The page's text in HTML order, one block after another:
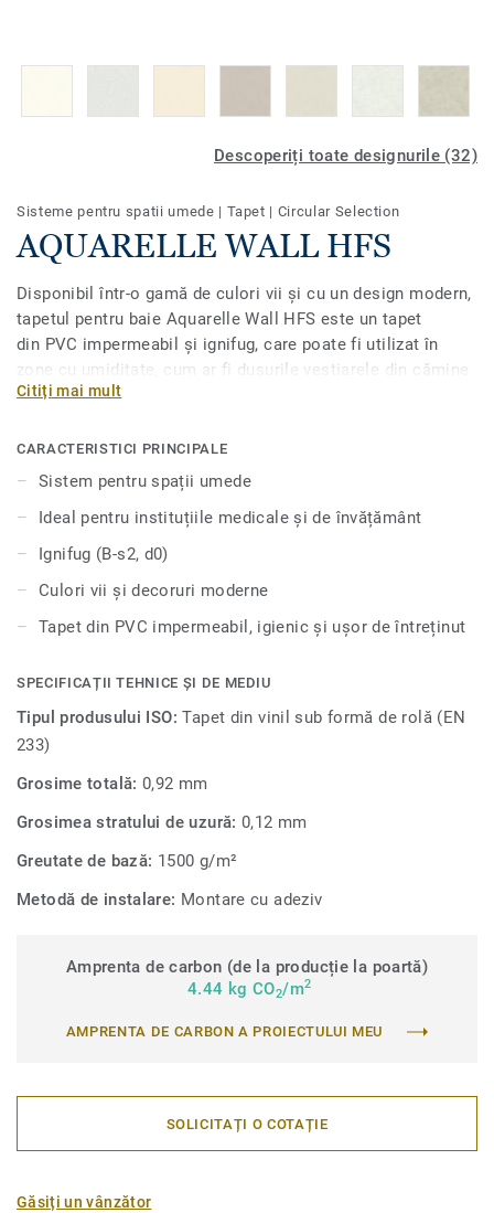
Descoperiți toate designurile (32)
Sisteme pentru spatii umede | Tapet | Circular Selection
AQUARELLE WALL HFS
Disponibil într-o gamă de culori vii și cu un design modern,
tapetul pentru baie Aquarelle Wall HFS este un tapet
din PVC impermeabil și ignifug, care poate fi utilizat în
zone cu umiditate, cum ar fi dușurile vestiarele din cămine
și spitale.
Dacă sunteți în căutarea unui tapet pentru baie, trebuie să
întreținut, rezistent la zgârieturi și pete. Face parte dintr-un
sistem complet pentru camere cu umiditate ridicată ce
conține pardoseli și accesorii armonizate.
Citiți mai mult
CARACTERISTICI PRINCIPALE
Sistem pentru spații umede
Ideal pentru instituțiile medicale și de învățământ
Ignifug (B-s2, d0)
Culori vii și decoruri moderne
Tapet din PVC impermeabil, igienic și ușor de întreținut
SPECIFICAȚII TEHNICE ȘI DE MEDIU
Tipul produsului ISO:Tapet din vinil sub formă de rolă (EN
233)
Grosime totală:0,92 mm
Grosimea stratului de uzură:0,12 mm
Greutate de bază: 1500 g/m²
Metodă de instalare: Montare cu adeziv
Amprenta de carbon (de la producție la poartă)
4.44 kg CO2/m2
AMPRENTA DE CARBON A PROIECTULUI MEU
SOLICITAȚI O COTAȚIE
Găsiți un vânzător